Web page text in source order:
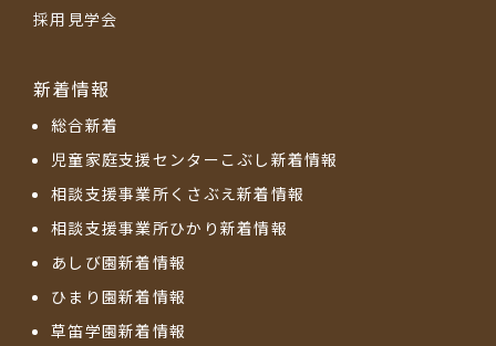
採用見学会
新着情報
総合新着
児童家庭支援センターこぶし新着情報
相談支援事業所くさぶえ新着情報
相談支援事業所ひかり新着情報
あしび園新着情報
ひまり園新着情報
草笛学園新着情報